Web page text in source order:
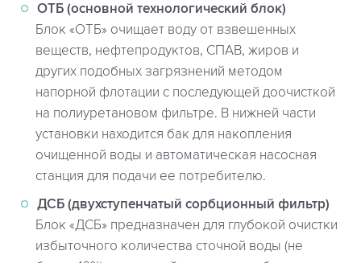
ОТБ (основной технологический блок)
Блок «ОТБ» очищает воду от взвешенных
веществ, нефтепродуктов, СПАВ, жиров и
других подобных загрязнений методом
напорной флотации с последующей доочисткой
на полиуретановом фильтре. В нижней части
установки находится бак для накопления
очищенной воды и автоматическая насосная
станция для подачи ее потребителю.
ДСБ (двухступенчатый сорбционный фильтр)
Блок «ДСБ» предназначен для глубокой очистки
избыточного количества сточной воды (не